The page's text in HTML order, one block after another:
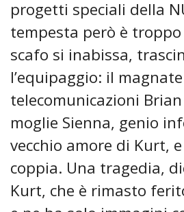
progetti speciali della
tempesta però è
scafo si inabissa,
l’equipaggio: il
telecomunicazioni
moglie Sienna, genio
vecchio amore di Kurt,
coppia. Una tragedia,
Kurt, che è rimasto